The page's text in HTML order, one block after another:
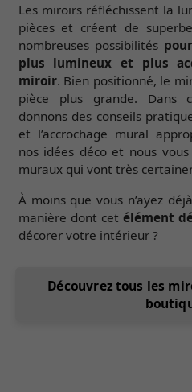
Les miroirs réfléchissent la
pièces et créent de
nombreuses possibilités
plus lumineux et plus
miroir. Bien positionné, le
pièce plus grande. Dans
donnons des conseils
et l’accrochage mural
nos idées déco et nous
muraux qui vont très
À moins que vous n’ayez
manière dont cet élément
décorer votre intérieur ?
Découvrez tous les